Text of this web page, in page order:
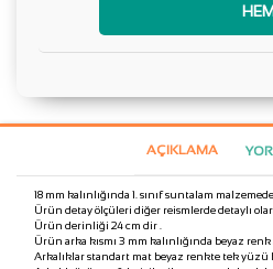
AÇIKLAMA
18 mm kalınlığında 1. sınıf suntalam
Ürün detay ölçüleri diğer reismlerde detaylı
Ürün derinliği 24 cm dir .
Ürün arka kısmı 3 mm kalınlığında beyaz renk
Arkalıklar standart mat beyaz renkte tek yüzü